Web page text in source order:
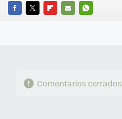
FACEBOOK
TWITTERFLIPBOARD
E-
WHATSAPP
Comentarios cerrados